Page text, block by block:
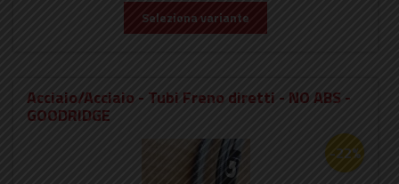
Seleziona variante
Acciaio/Acciaio - Tubi Freno diretti - NO ABS -
GOODRIDGE
-22%